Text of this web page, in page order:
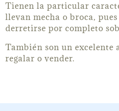
Tienen la particular
llevan mecha o broca,
derretirse por completo
También son un excelente
regalar o vender.